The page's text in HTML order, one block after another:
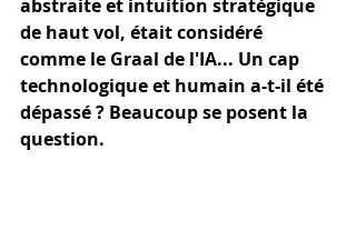
abstraite et intuition stratégique
de haut vol, était considéré
comme le Graal de l'IA... Un cap
technologique et humain a-t-il été
dépassé ? Beaucoup se posent la
question.